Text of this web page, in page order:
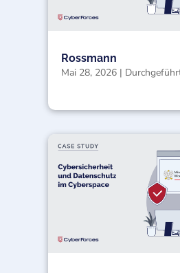
Rossmann
Mai 28, 2026 |